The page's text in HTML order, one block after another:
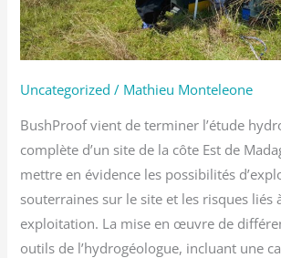
Uncategorized / Mathieu Monteleone
BushProof vient de terminer l’étude
complète d’un site de la côte Est de
mettre en évidence les possibilités
souterraines sur le site et les risques liés
exploitation. La mise en œuvre de
outils de l’hydrogéologue, incluant une